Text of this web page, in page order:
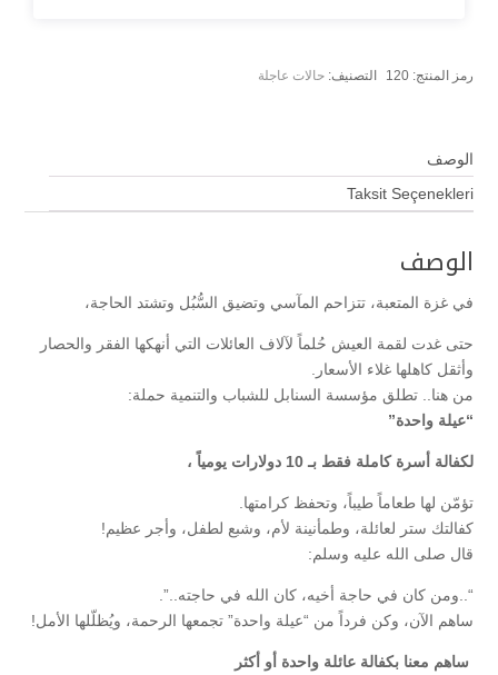
رمز المنتج: 120 التصنيف: حالات عاجلة
الوصف
Taksit Seçenekleri
الوصف
في غزة المتعبة، تتزاحم المآسي وتضيق السُّبُل وتشتد الحاجة،
حتى غدت لقمة العيش حُلماً لآلاف العائلات التي أنهكها الفقر والحصار
وأثقل كاهلها غلاء الأسعار.
من هنا.. تطلق مؤسسة السنابل للشباب والتنمية حملة:
“عيلة واحدة”
لكفالة أسرة كاملة فقط بـ 10 دولارات يومياً ،
تؤمّن لها طعاماً طيباً، وتحفظ كرامتها.
كفالتك ستر لعائلة، وطمأنينة لأم، وشبع لطفل، وأجر عظيم!
قال صلى الله عليه وسلم:
“..ومن كان في حاجة أخيه، كان الله في حاجته..”.
ساهم الآن، وكن فرداً من “عيلة واحدة” تجمعها الرحمة، ويُظلّلها الأمل!
ساهم معنا بكفالة عائلة واحدة أو أكثر